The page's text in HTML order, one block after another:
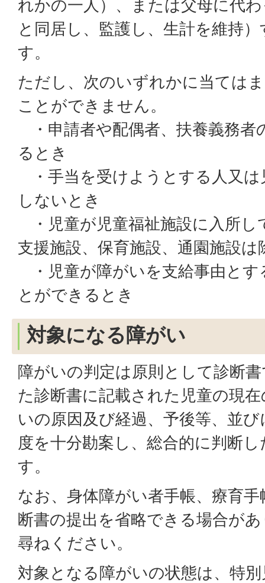
れかの一人）、または父母に代
と同居し、監護し、生計を維持
す。
ただし、次のいずれかに当ては
ことができません。
・申請者や配偶者、扶養義務者
るとき
・手当を受けようとする人又は
しないとき
・児童が児童福祉施設に入所し
支援施設、保育施設、通園施設は
・児童が障がいを支給事由とす
とができるとき
対象になる障がい
障がいの判定は原則として診断
た診断書に記載された児童の現
いの原因及び経過、予後等、並
度を十分勘案し、総合的に判断
す。
なお、身体障がい者手帳、療育
断書の提出を省略できる場合が
尋ねください。
対象となる障がいの状態は、特